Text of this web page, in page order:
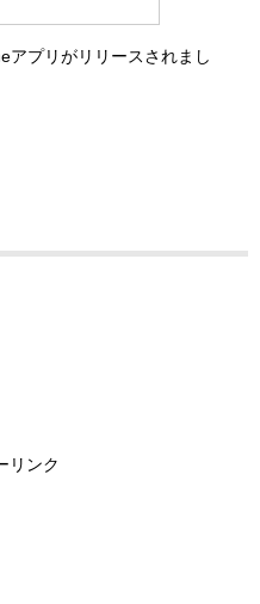
アプリがリリースされまし
リンク